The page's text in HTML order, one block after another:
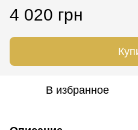
4 020 грн
В избранное